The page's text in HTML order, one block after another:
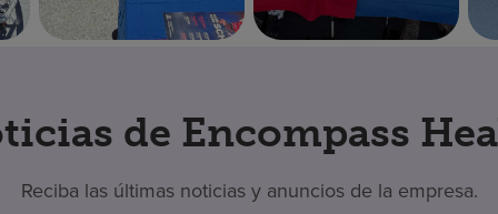
de Encompass
Reciba las últimas noticias y anuncios de la empresa.